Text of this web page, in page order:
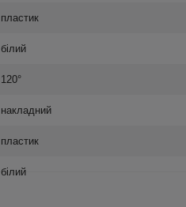
пластик
білий
120°
накладний
пластик
білий